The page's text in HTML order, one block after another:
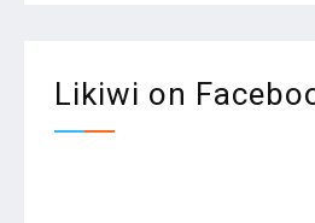
Likiwi on